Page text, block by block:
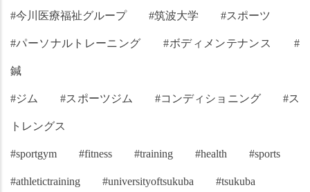
#今川医療福祉グループ　　#筑波大学　　#スポーツ
#パーソナルトレーニング　　#ボディメンテナンス　　#
鍼
#ジム　　#スポーツジム　　#コンディショニング　　#ス
トレングス
#sportgym　　#fitness　　#training　　#health　　#sports
#athletictraining　　#universityoftsukuba　　#tsukuba